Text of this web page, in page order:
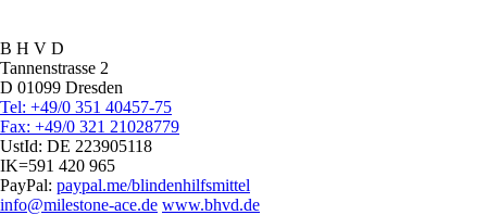
B H V D
Tannenstrasse 2
D 01099 Dresden
Tel: +49/0 351 40457-75
Fax: +49/0 321 21028779
UstId: DE 223905118
IK=591 420 965
PayPal: paypal.me/blindenhilfsmittel
info@milestone-ace.de www.bhvd.de